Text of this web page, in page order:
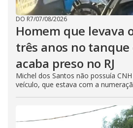
DO R7/07/08/2026
Homem que levava
três anos no
acaba preso no RJ
Michel dos Santos não possuía
veículo, que estava com a